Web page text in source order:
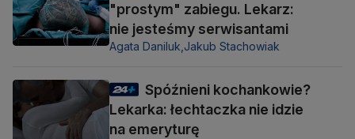
"prostym" zabiegu. Lekarz:
nie jesteśmy serwisantami
Agata Daniluk, Jakub Stachowiak
Spóźnieni kochankowie?
Lekarka: łechtaczka nie idzie
na emeryturę